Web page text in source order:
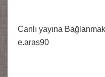
Canlı yayına
e.aras90